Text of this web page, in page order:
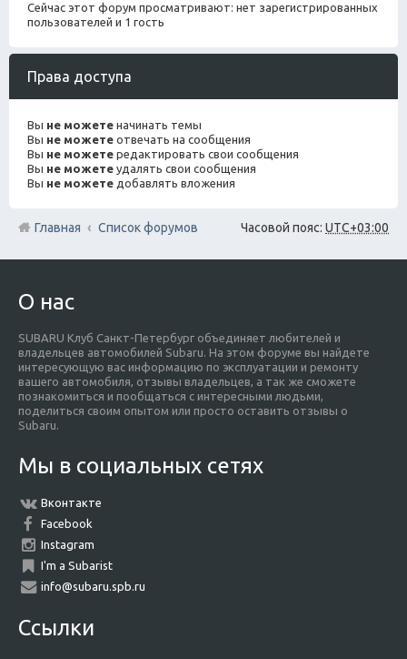
Сейчас этот форум просматривают: нет зарегистрированных
пользователей и 1 гость
Права доступа
Вы не можете начинать темы
Вы не можете отвечать на сообщения
Вы не можете редактировать свои сообщения
Вы не можете удалять свои сообщения
Вы не можете добавлять вложения
Часовой пояс: UTC+03:00
Главная Список форумов
О нас
SUBARU Клуб Санкт-Петербург объединяет любителей и
владельцев автомобилей Subaru. На этом форуме вы найдете
интересующую вас информацию по эксплуатации и ремонту
вашего автомобиля, отзывы владельцев, а так же сможете
познакомиться и пообщаться с интересными людьми,
поделиться своим опытом или просто оставить отзывы о
Subaru.
Мы в социальных сетях
Вконтакте
Facebook
Instagram
I'm a Subarist
info@subaru.spb.ru
Ссылки